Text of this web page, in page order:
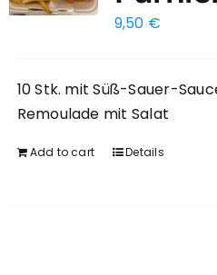
9,50 €
10 Stk. mit Süß-Sauer-
Remoulade mit Salat
Add to cart Details